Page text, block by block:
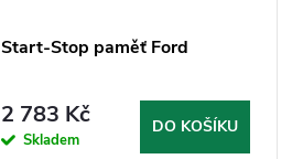
Start-Stop paměť Ford
2 783 Kč
Skladem
DO KOŠÍKU